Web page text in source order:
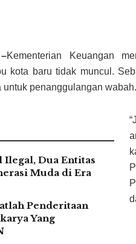
Kementerian Keuangan
kota baru tidak muncul.
untuk penanggulangan wabah.
Dua Entitas
Muda di Era
Penderitaan
Yang